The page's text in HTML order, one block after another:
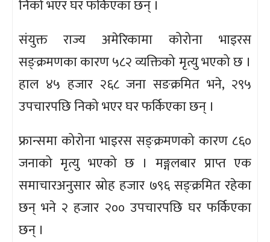
निको भएर घर फर्किएका छन् ।
संयुक्त राज्य अमेरिकामा कोरोना भाइरस
सङ्क्रमणका कारण ५८२ व्यक्तिको मृत्यु भएको छ ।
हाल ४५ हजार २६८ जना सङक्रमित भने, २९५
उपचारपछि निको भएर घर फर्किएका छन् ।
फ्रान्समा कोरोना भाइरस सङ्क्रमणको कारण ८६०
जनाको मृत्यु भएको छ । मङ्गलबार प्राप्त एक
समाचारअनुसार स्रोह हजार ७९६ सङ्क्रमित रहेका
छन् भने २ हजार २०० उपचारपछि घर फर्किएका
छन् ।